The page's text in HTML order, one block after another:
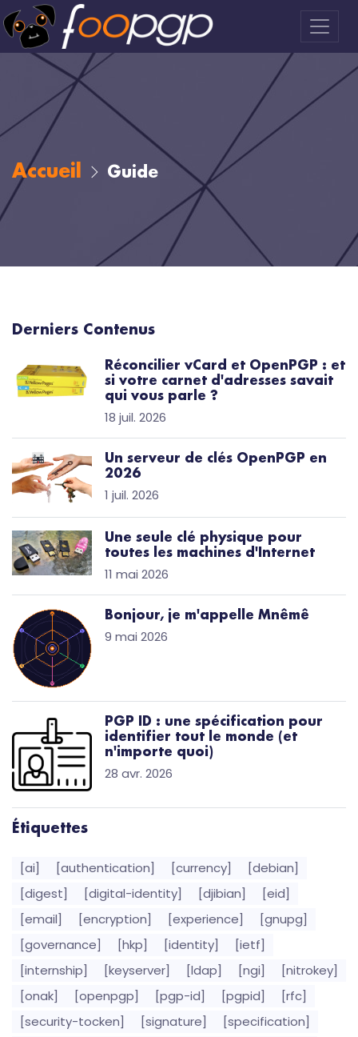
Accueil Guide
Derniers Contenus
Réconcilier vCard et OpenPGP : et
si votre carnet d'adresses savait
qui vous parle ?
18 juil. 2026
Un serveur de clés OpenPGP en
2026
1 juil. 2026
Une seule clé physique pour
toutes les machines d'Internet
11 mai 2026
Bonjour, je m'appelle Mnêmê
9 mai 2026
PGP ID : une spécification pour
identifier tout le monde (et
n'importe quoi)
28 avr. 2026
Étiquettes
[ai] [authentication] [currency]
[debian]
[digest]
[digital-identity] [djibian]
[eid]
[email]
[encryption] [experience]
[gnupg]
[governance]
[hkp] [identity]
[ietf]
[internship]
[keyserver] [ldap] [ngi]
[nitrokey]
[onak]
[openpgp] [pgp-id] [pgpid]
[rfc]
[security-tocken]
[signature]
[specification]